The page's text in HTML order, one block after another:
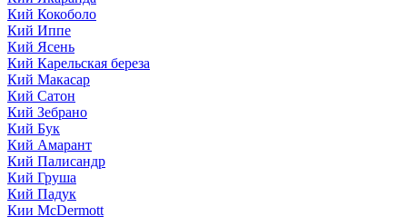
Кий Кокоболо
Кий Иппе
Кий Ясень
Кий Карельская береза
Кий Макасар
Кий Сатон
Кий Зебрано
Кий Бук
Кий Амарант
Кий Палисандр
Кий Груша
Кий Падук
Кии McDermott